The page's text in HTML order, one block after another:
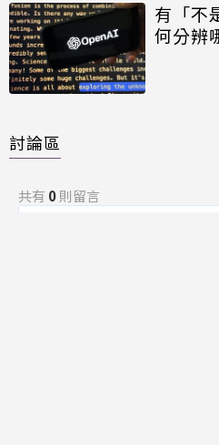
有「不
何分辨
討論區
共有 0則留言